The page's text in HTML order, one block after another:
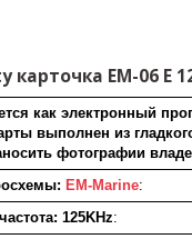
карточка EM-06 E
как электронный
выполнен из
фотографии
EM-Marine:
125KHz: